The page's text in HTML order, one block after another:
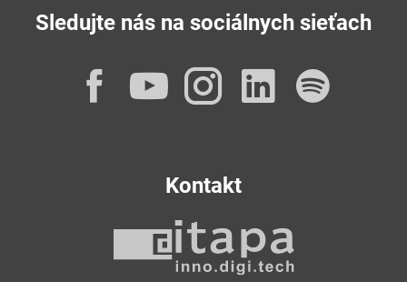
Sledujte nás na sociálnych sieťach
Facebook
YouTube
Instagram
Kontakt